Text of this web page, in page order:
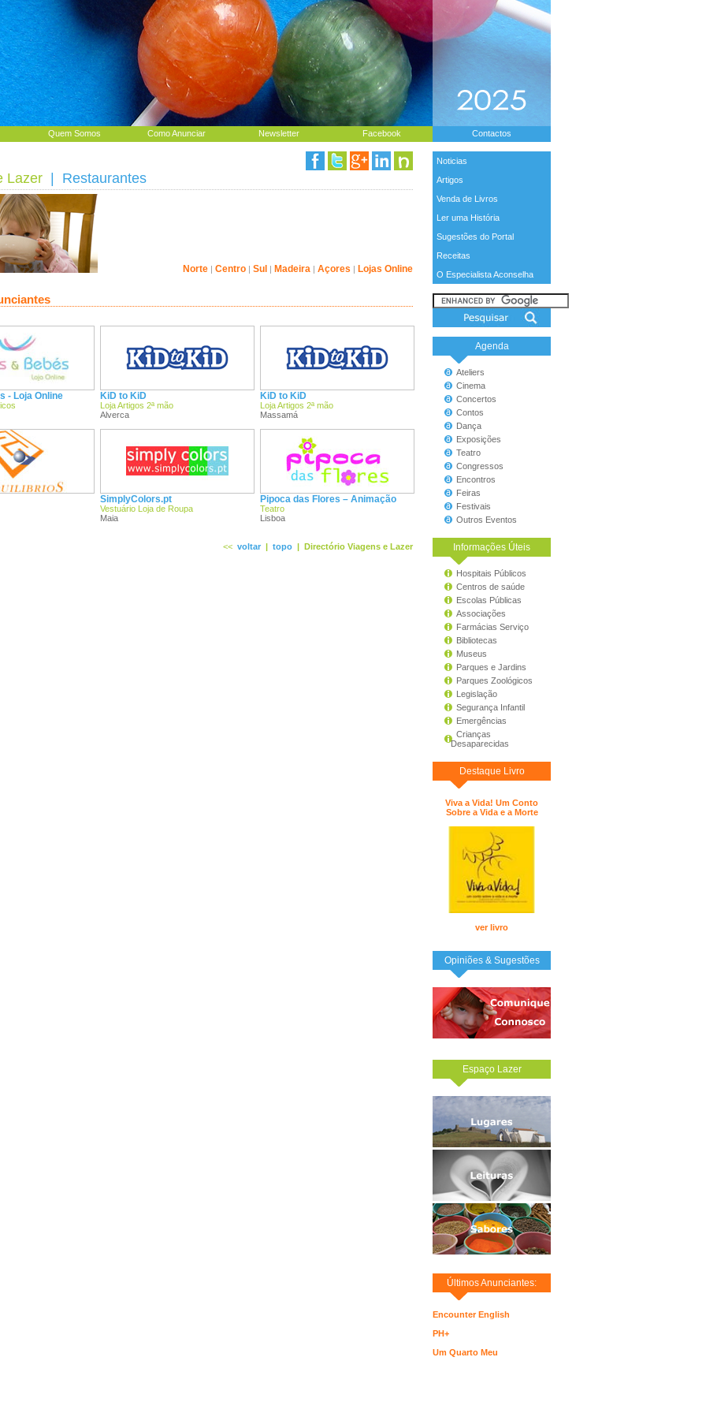
Quem Somos Como Anunciar Newsletter Facebook Contactos
Noticias
Artigos
Venda de Livros
Ler uma História
Sugestões do Portal
Receitas
O Especialista Aconselha
Agenda
Ateliers
Cinema
Concertos
Contos
Dança
Exposições
Teatro
Congressos
Encontros
Feiras
Festivais
Outros Eventos
Informações Úteis
Hospitais Públicos
Centros de saúde
Escolas Públicas
Associações
Farmácias Serviço
Bibliotecas
Museus
Parques e Jardins
Parques Zoológicos
Legislação
Segurança Infantil
Emergências
Crianças
Desaparecidas
Destaque Livro
Viva a Vida! Um Conto
Sobre a Vida e a Morte
ver livro
Opiniões & Sugestões
Espaço Lazer
Últimos Anunciantes:
Encounter English
PH+
Um Quarto Meu
Lazer | Restaurantes
Norte | Centro | Sul | Madeira | Açores | Lojas Online
- Loja Online KiD to KiD
Loja Artigos 2ª mão
Alverca
KiD to KiD
Loja Artigos 2ª mão
Massamá
SimplyColors.pt
Vestuário Loja de Roupa
Maia
Pipoca das Flores – Animação
Teatro
Lisboa
<< voltar | topo | Directório Viagens e Lazer